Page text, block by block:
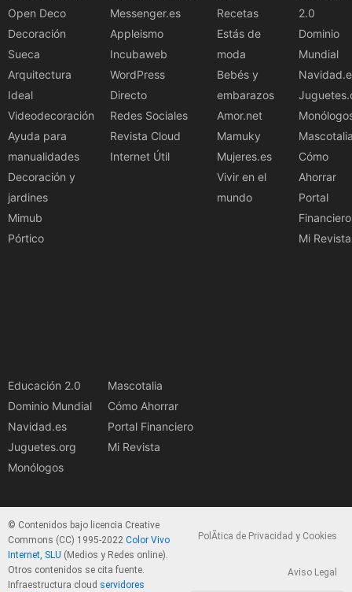
Open Deco
Decoración
Sueca
Arquitectura
Ideal
Videodecoración
Ayuda para
manualidades
Decoración y
jardines
Mimub
Pórtico
Messenger.es
Appleismo
Incubaweb
WordPress
Directo
Redes Sociales
Revista Cloud
Internet Útil
Recetas
Estás de
moda
Bebés y
embarazos
Amor.net
Mamuky
Mujeres.es
Vivir en el
mundo
2.0
Dominio
Mundial
Cómo
Ahorrar
Portal
Financiero
Mi Revista
Educación 2.0
Dominio Mundial
Navidad.es
Juguetes.org
Monólogos
Mascotalia
Cómo Ahorrar
Portal Financiero
Mi Revista
© Contenidos bajo licencia Creative
Commons (CC) 1995-2022 Color Vivo
Internet, SLU (Medios y Redes online).
Otros contenidos se cita fuente.
Infraestructura cloud servidores
PolÃ­tica de Privacidad y Cookies
Aviso Legal